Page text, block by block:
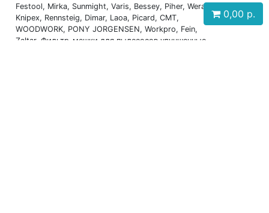
Festool, Mirka, Sunmight, Varis, Bessey, Piher, Wera,
Knipex, Rennsteig, Dimar, Laoa, Picard, CMT,
WOODWORK, PONY JORGENSEN, Workpro, Fein,
Zaltar, Фильтр-мешки для пылесосов улучшенные
0,00 р.